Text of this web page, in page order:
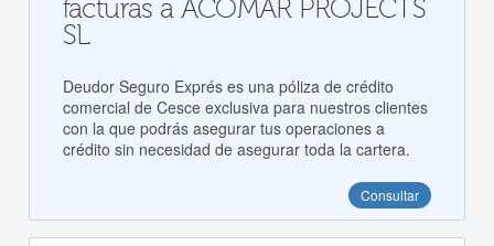
facturas a ACOMAR PROJECTS
SL
Deudor Seguro Exprés es una póliza de crédito
comercial de Cesce exclusiva para nuestros clientes
con la que podrás asegurar tus operaciones a
crédito sin necesidad de asegurar toda la cartera.
Consultar